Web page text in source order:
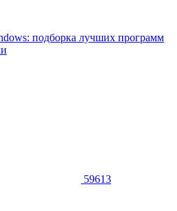
подборка лучших программ
59613